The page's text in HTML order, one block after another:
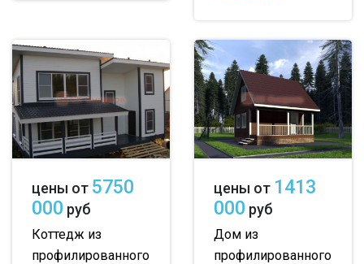
цены от 5750
000 руб
Коттедж из
профилированного
цены от 1413
000 руб
Дом из
профилированного